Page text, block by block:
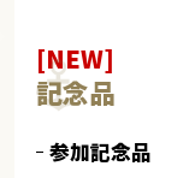
[NEW]
記念品
参加記念品